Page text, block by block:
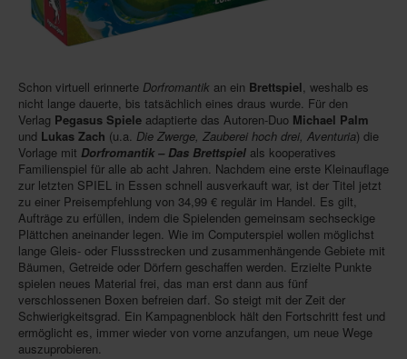
Schon virtuell erinnerte Dorfromantik an ein Brettspiel, weshalb es
nicht lange dauerte, bis tatsächlich eines draus wurde. Für den
Verlag Pegasus Spiele adaptierte das Autoren-Duo Michael Palm
und Lukas Zach (u.a. Die Zwerge, Zauberei hoch drei, Aventuria) die
Vorlage mit Dorfromantik – Das Brettspiel als kooperatives
Familienspiel für alle ab acht Jahren. Nachdem eine erste Kleinauflage
zur letzten SPIEL in Essen schnell ausverkauft war, ist der Titel jetzt
zu einer Preisempfehlung von 34,99 € regulär im Handel. Es gilt,
Aufträge zu erfüllen, indem die Spielenden gemeinsam sechseckige
Plättchen aneinander legen. Wie im Computerspiel wollen möglichst
lange Gleis- oder Flussstrecken und zusammenhängende Gebiete mit
Bäumen, Getreide oder Dörfern geschaffen werden. Erzielte Punkte
spielen neues Material frei, das man erst dann aus fünf
verschlossenen Boxen befreien darf. So steigt mit der Zeit der
Schwierigkeitsgrad. Ein Kampagnenblock hält den Fortschritt fest und
ermöglicht es, immer wieder von vorne anzufangen, um neue Wege
auszuprobieren.